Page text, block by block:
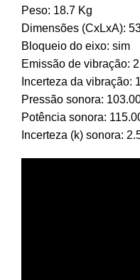
Peso: 18.7 Kg
Dimensões (CxLxA):
Bloqueio do eixo: sim
Emissão de vibração:
Incerteza da vibração:
Pressão sonora:
Potência sonora:
Incerteza (k) sonora: